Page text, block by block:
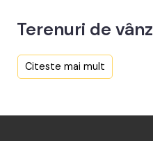
Terenuri de
Aici sunt toate anunțurile
de vânzare în Loman de
Citeste mai mult